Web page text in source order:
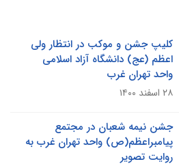
کلیپ جشن و موکب در انتظار ولی
اعظم (عج) دانشگاه آزاد اسلامی
واحد تهران غرب
جشن نیمه شعبان در مجتمع
پیامبراعظم(ص) واحد تهران غرب به
روایت تصویر